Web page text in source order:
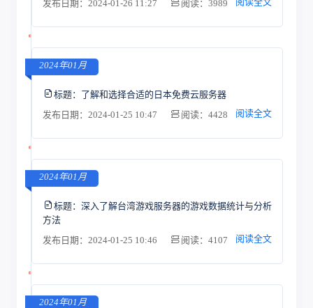
发布日期：2024-01-26 11:27
阅读：3989
2024年01月
标题： 了解和选择合适的日本免费云服务器
发布日期：2024-01-25 10:47
阅读：4428 阅读全文
2024年01月
标题： 深入了解台湾游戏服务器的游戏数据统计与分析
方法
发布日期：2024-01-25 10:46
阅读：4107 阅读全文
2024年01月